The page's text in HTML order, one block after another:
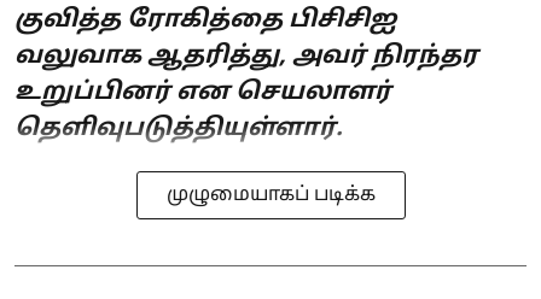
குவித்த ரோகித்தை பிசிசிஐ
வலுவாக ஆதரித்து, அவர் நிரந்தர
உறுப்பினர் என செயலாளர்
தெளிவுபடுத்தியுள்ளார்.
முழுமையாகப் படிக்க